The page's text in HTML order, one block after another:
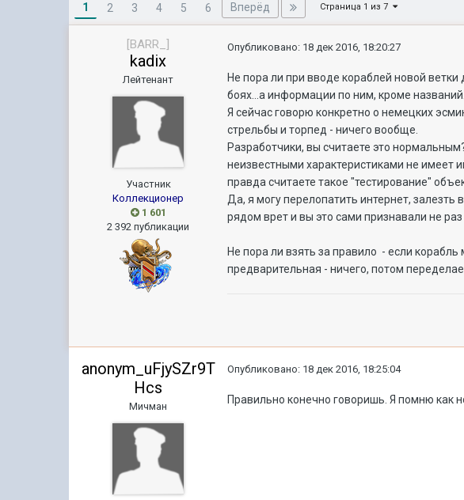
1 2 3 4 5 6 Вперёд Страница 1 из 7
[BARR_]
kadix
Лейтенант
Участник
Коллекционер
1 601
2 392 публикации
Опубликовано: 18 дек 2016, 18:20:27
Не пора ли при вводе кораблей новой
боях...а информации по ним, кроме названий.
Я сейчас говорю конкретно о немецких
стрельбы и торпед - ничего вообще.
Разработчики, вы считаете это
неизвестными характеристиками не имеет
правда считаете такое "тестирование"
Да, я могу перелопатить интернет,
рядом врет и вы это сами признавали не
Не пора ли взять за правило - если
предварительная - ничего, потом
anonym_uFjySZr9T
Hcs
Мичман
Опубликовано: 18 дек 2016, 18:25:04
Правильно конечно говоришь. Я помню как